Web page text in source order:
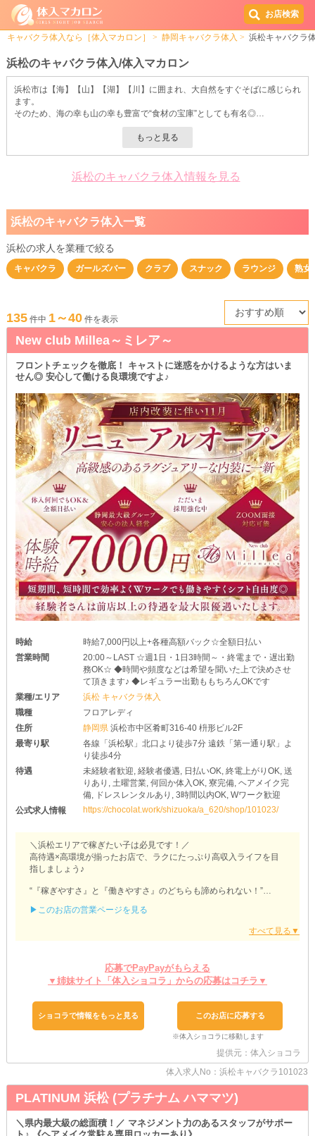
お店検索
キャバクラ体入なら［体入マカロン］ 静岡キャバクラ体入 浜松キャバクラ
浜松のキャバクラ体入/体入マカロン
浜松市は【海】【山】【湖】【川】に囲まれ、大自然をすぐそばに感じられ
ます。
そのため、海の幸も山の幸も豊富で“食材の宝庫”としても有名◎
飲食店が多数あり、中でも【うなぎ】や【浜松餃子】は外せない名物です。
もちろん観光スポットもたくさんあります！
浜名湖のほとりにある遊園地【浜名湖パルパル】や歴史のある【浜松城】な
さまざまな楽しみ方ができる名所が目白押し◎
五感を使ってとことん満喫できるのが浜松市の大きな魅力です！
ください。
稼ぎやすさはもちろん、働きやすさにもこだわった優良キャバクラ店をご紹
介しています。
「出勤したその日にお給料がほしい」
「未経験でも安心して働けるお店がいい」
「ノルマに悩まされたくない」 etc.
お店選びをするうえでさまざまなご希望があるでしょう。
“ここだ！”と思えるお店を見つけたら、ぜひ体験入店（体入）してみてくだ
さいね！
浜松のキャバクラ体入情報を見る
浜松のキャバクラ体入一覧
浜松の求人を業種で絞る
キャバクラ ガールズバー クラブ スナック ラウンジ 熟女
135件中 1～40件を表示
New club Millea～ミレア～
フロントチェックを徹底！ キャストに迷惑をかけるような方はいま
せん◎ 安心して働ける良環境ですよ♪
時給
時給7,000円以上+各種高額バック☆全額日払い
営業時間
20:00～LAST ☆週1日・1日3時間～・終電まで・遅出勤
務OK☆ ◆時間や頻度などは希望を聞いた上で決めさせ
て頂きます♪ ◆レギュラー出勤ももちろんOKです
業種/エリア
浜松 キャバクラ体入
職種
フロアレディ
住所
静岡県浜松市中区肴町316-40 枡形ビル2F
最寄り駅
各線「浜松駅」北口より徒歩7分 遠鉄「第一通り駅」よ
り徒歩4分
待遇
未経験者歓迎, 経験者優遇, 日払いOK, 終電上がりOK, 送
りあり, 土曜営業, 何回か体入OK, 寮完備, ヘアメイク完
備, ドレスレンタルあり, 3時間以内OK, Wワーク歓迎
公式求人情報
https://chocolat.work/shizuoka/a_620/shop/101023/
＼浜松エリアで稼ぎたい子は必見です！／
高待遇×高環境が揃ったお店で、ラクにたっぷり高収入ライフを目
指しましょう♪
“『稼ぎやすさ』と『働きやすさ』のどちらも諦められない！”
お酒が飲めない子でも大丈夫なので、お気軽にお問い合わせくださ
■スキルを問わず“やる気”がある子を募集しています◎
未経験者さん・経験者さんは問いません！
ので安心してくださいね♪
お酒の作り方、話し方のコツ、タバコに火をつけるときの方法な
ど、丁寧に教えます◎
経験者さんは、ぜひ当店でそのスキルを活かしませんか？
これまでの経歴に応じて各種優遇してお迎えします！
■厳しいルールはありません！
ノルマを設けていないため、ノーストレスで働きたいあなたに朗報
です◎
▶このお店の営業ページを見る
応募でPayPayがもらえる
▼姉妹サイト「体入ショコラ」からの応募はコチラ▼
ショコラで情報をもっと見る このお店に応募する
提供元：体入ショコラ
体入求人No：浜松キャバクラ101023
PLATINUM 浜松 (プラチナム ハママツ)
＼県内最大級の総面積！／ マネジメント力のあるスタッフがサポー